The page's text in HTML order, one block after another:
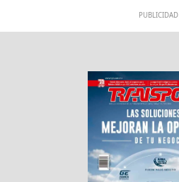
PUBLICIDAD